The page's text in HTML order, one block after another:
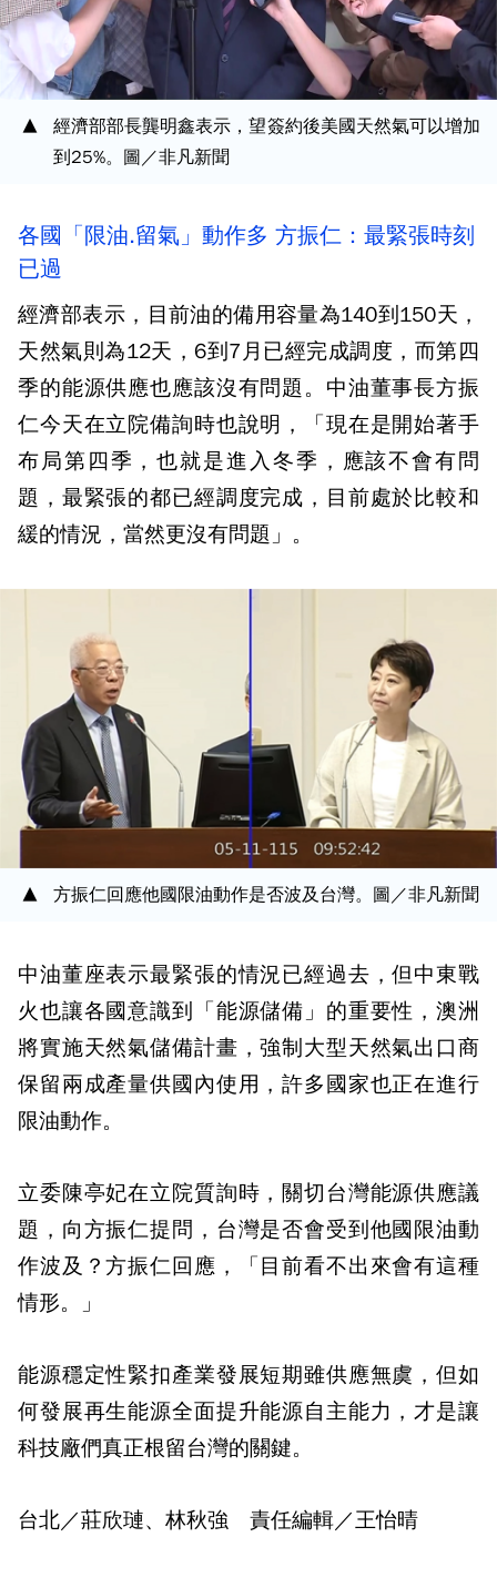
經濟部部長龔明鑫表示，望簽約後美國天然氣可以增加
到25%。圖／非凡新聞
各國「限油.留氣」動作多 方振仁：最緊張時刻
已過
經濟部表示，目前油的備用容量為140到150天，
天然氣則為12天，6到7月已經完成調度，而第四
季的能源供應也應該沒有問題。中油董事長方振
仁今天在立院備詢時也說明，「現在是開始著手
布局第四季，也就是進入冬季，應該不會有問
題，最緊張的都已經調度完成，目前處於比較和
緩的情況，當然更沒有問題」。
方振仁回應他國限油動作是否波及台灣。圖／非凡新聞
中油董座表示最緊張的情況已經過去，但中東戰
火也讓各國意識到「能源儲備」的重要性，澳洲
將實施天然氣儲備計畫，強制大型天然氣出口商
保留兩成產量供國內使用，許多國家也正在進行
限油動作。
立委陳亭妃在立院質詢時，關切台灣能源供應議
題，向方振仁提問，台灣是否會受到他國限油動
作波及？方振仁回應，「目前看不出來會有這種
情形。」
能源穩定性緊扣產業發展短期雖供應無虞，但如
何發展再生能源全面提升能源自主能力，才是讓
科技廠們真正根留台灣的關鍵。
台北／莊欣璉、林秋強 責任編輯／王怡晴